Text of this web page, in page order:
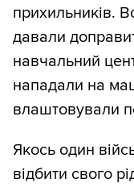
прихильників.
давали
навчальний
нападали на
влаштовували
Якось один
відбити свого